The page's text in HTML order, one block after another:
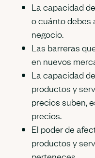
La capacidad
o cuánto debes
negocio.
Las barreras
en nuevos
La capacidad
productos y
precios suben,
precios.
El poder de
productos y